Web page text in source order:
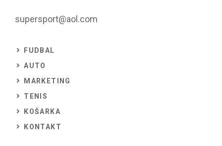
supersport@aol.com
FUDBAL
AUTO
MARKETING
TENIS
KOŠARKA
KONTAKT